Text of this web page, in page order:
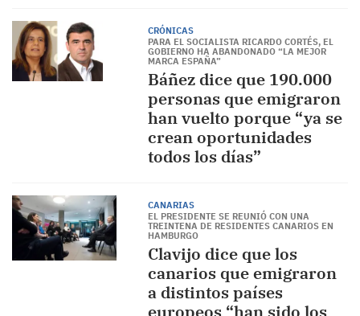
CRÓNICAS
PARA EL SOCIALISTA RICARDO CORTÉS, EL
GOBIERNO HA ABANDONADO “LA MEJOR
MARCA ESPAÑA”
Báñez dice que 190.000
personas que emigraron
han vuelto porque “ya se
crean oportunidades
todos los días”
CANARIAS
EL PRESIDENTE SE REUNIÓ CON UNA
TREINTENA DE RESIDENTES CANARIOS EN
HAMBURGO
Clavijo dice que los
canarios que emigraron
a distintos países
europeos “han sido los